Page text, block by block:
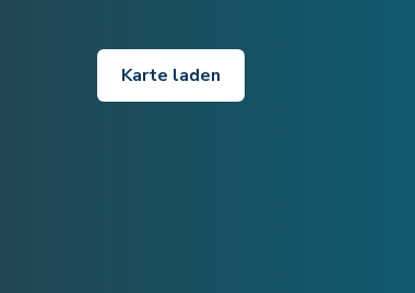
Karte laden